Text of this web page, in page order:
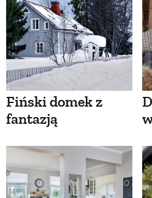
Fiński domek z
fantazją